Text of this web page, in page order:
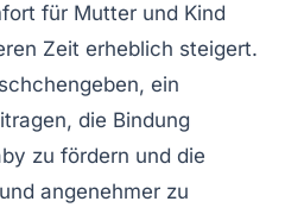
für Mutter und Kind
Zeit erheblich steigert.
ein
die Bindung
zu fördern und die
angenehmer zu